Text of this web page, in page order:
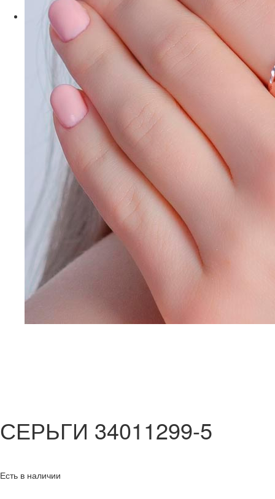
СЕРЬГИ 34011299-5
Есть в наличии